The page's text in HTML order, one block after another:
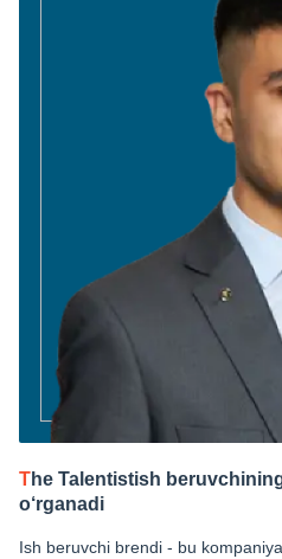
The Talentistish
o‘rganadi
Ish beruvchi brendi - bu